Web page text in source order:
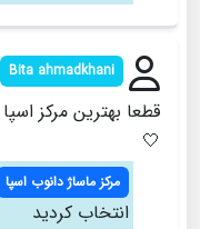
Bita ahmadkhani
🤍
مرکز ماساژ دانوب اسپا
انتخاب کردید